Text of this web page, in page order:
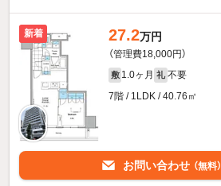
新着 27.2万円
（管理費18,000円）
敷 1.0ヶ月 礼 不要
7階 / 1LDK / 40.76㎡
お問い合わせ （無料）